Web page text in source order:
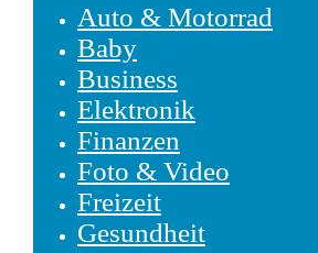
Auto & Motorrad
Baby
Business
Elektronik
Finanzen
Foto & Video
Freizeit
Gesundheit